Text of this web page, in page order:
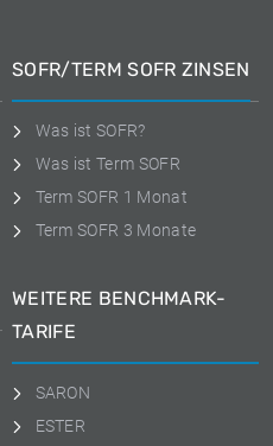
SOFR/TERM SOFR ZINSEN
Was ist SOFR?
Was ist Term SOFR
Term SOFR 1 Monat
Term SOFR 3 Monate
WEITERE BENCHMARK-
TARIFE
SARON
ESTER